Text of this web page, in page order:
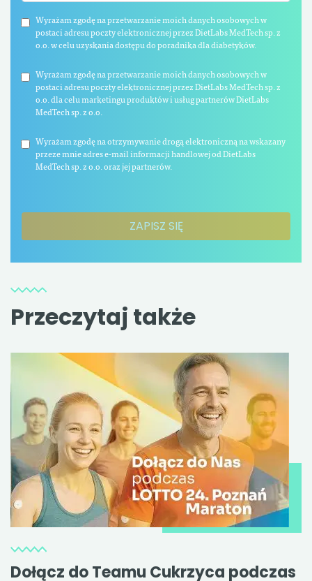
Wyrażam zgodę na przetwarzanie moich danych osobowych w
postaci adresu poczty elektronicznej przez DietLabs MedTech sp. z
o.o. w celu uzyskania dostępu do poradnika dla diabetyków.
Wyrażam zgodę na przetwarzanie moich danych osobowych w
postaci adresu poczty elektronicznej przez DietLabs MedTech sp. z
o.o. dla celu marketingu produktów i usług partnerów DietLabs
MedTech sp. z o.o.
Wyrażam zgodę na otrzymywanie drogą elektroniczną na wskazany
przeze mnie adres e-mail informacji handlowej od DietLabs
MedTech sp. z o.o. oraz jej partnerów.
Przeczytaj także
Dołącz do Teamu Cukrzyca podczas